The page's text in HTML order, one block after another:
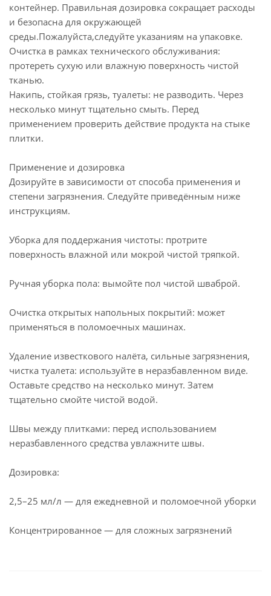
контейнер. Правильная дозировка сокращает расходы
и безопасна для окружающей
среды.Пожалуйста,следуйте указаниям на упаковке.
Очистка в рамках технического обслуживания:
протереть сухую или влажную поверхность чистой
тканью.
Накипь, стойкая грязь, туалеты: не разводить. Через
несколько минут тщательно смыть. Перед
применением проверить действие продукта на стыке
плитки.
Применение и дозировка
Дозируйте в зависимости от способа применения и
степени загрязнения. Следуйте приведённым ниже
инструкциям.
Уборка для поддержания чистоты: протрите
поверхность влажной или мокрой чистой тряпкой.
Ручная уборка пола: вымойте пол чистой шваброй.
Очистка открытых напольных покрытий: может
применяться в поломоечных машинах.
Удаление известкового налёта, сильные загрязнения,
чистка туалета: используйте в неразбавленном виде.
Оставьте средство на несколько минут. Затем
тщательно смойте чистой водой.
Швы между плитками: перед использованием
неразбавленного средства увлажните швы.
Дозировка:
2,5–25 мл/л — для ежедневной и поломоечной уборки
Концентрированное — для сложных загрязнений